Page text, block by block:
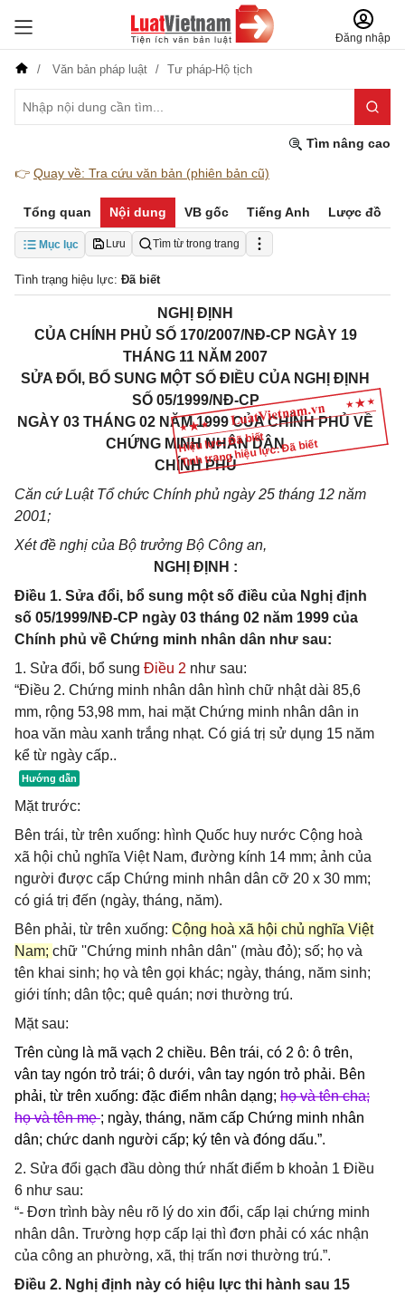
Đăng nhập
Văn bản pháp luật Tư pháp-Hộ tịch
Tìm nâng cao
👉 Quay về: Tra cứu văn bản (phiên bản cũ)
Tổng quan Nội dung VB gốc Tiếng Anh Lược đồ
Mục lục Lưu Tìm từ trong trang
Tình trạng hiệu lực: Đã biết
Hiệu lực: Đã biết
Tình trạng hiệu lực: Đã biết
NGHỊ ĐỊNH
CỦA CHÍNH PHỦ SỐ 170/2007/NĐ-CP NGÀY 19
THÁNG 11 NĂM 2007
SỬA ĐỔI, BỔ SUNG MỘT SỐ ĐIỀU CỦA NGHỊ ĐỊNH
SỐ 05/1999/NĐ-CP
NGÀY 03 THÁNG 02 NĂM 1999 CỦA CHÍNH PHỦ VỀ
CHỨNG MINH NHÂN DÂN
CHÍNH PHỦ
Căn cứ Luật Tổ chức Chính phủ ngày 25 tháng 12 năm
2001;
Xét đề nghị của Bộ trưởng Bộ Công an,
NGHỊ ĐỊNH :
Điều 1. Sửa đổi, bổ sung một số điều của Nghị định
số 05/1999/NĐ-CP ngày 03 tháng 02 năm 1999 của
Chính phủ về Chứng minh nhân dân như sau:
1. Sửa đổi, bổ sung Điều 2 như sau:
“Điều 2. Chứng minh nhân dân hình chữ nhật dài 85,6
mm, rộng 53,98 mm, hai mặt Chứng minh nhân dân in
hoa văn màu xanh trắng nhạt. Có giá trị sử dụng 15 năm
kể từ ngày cấp..
Mặt trước:
Bên trái, từ trên xuống: hình Quốc huy nước Cộng hoà
xã hội chủ nghĩa Việt Nam, đường kính 14 mm; ảnh của
người được cấp Chứng minh nhân dân cỡ 20 x 30 mm;
có giá trị đến (ngày, tháng, năm).
Bên phải, từ trên xuống: Cộng hoà xã hội chủ nghĩa Việt
Nam; chữ ''Chứng minh nhân dân'' (màu đỏ); số; họ và
tên khai sinh; họ và tên gọi khác; ngày, tháng, năm sinh;
giới tính; dân tộc; quê quán; nơi thường trú.
Mặt sau:
Trên cùng là mã vạch 2 chiều. Bên trái, có 2 ô: ô trên,
vân tay ngón trỏ trái; ô dưới, vân tay ngón trỏ phải. Bên
phải, từ trên xuống: đặc điểm nhân dạng; họ và tên cha;
họ và tên mẹ; ngày, tháng, năm cấp Chứng minh nhân
dân; chức danh người cấp; ký tên và đóng dấu.”.
2. Sửa đổi gạch đầu dòng thứ nhất điểm b khoản 1 Điều
6 như sau:
“- Đơn trình bày nêu rõ lý do xin đổi, cấp lại chứng minh
nhân dân. Trường hợp cấp lại thì đơn phải có xác nhận
của công an phường, xã, thị trấn nơi thường trú.”.
Điều 2. Nghị định này có hiệu lực thi hành sau 15